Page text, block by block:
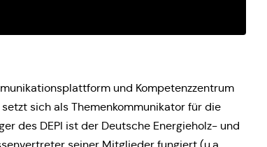
und Kom­pe­tenz­zen­trum
sich als The­men­kom­mu­ni­ka­tor für die
des DEPI ist der Deut­sche Ener­gie­holz- und